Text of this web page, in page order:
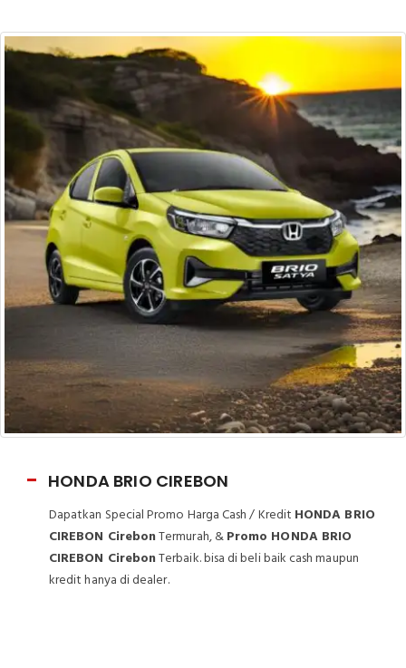
HONDA HR-V SE CIREBON
Dapatkan Special Promo Harga Cash / Kredit
HONDA HR-V
SE CIREBON CirebonTermurah, &Promo HONDA HR-V
SE CIREBON Cirebon
Terbaik. bisa di beli baik cash maupun
kredit hanya di dealer.